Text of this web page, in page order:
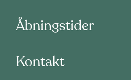
Åbningstider
Kontakt